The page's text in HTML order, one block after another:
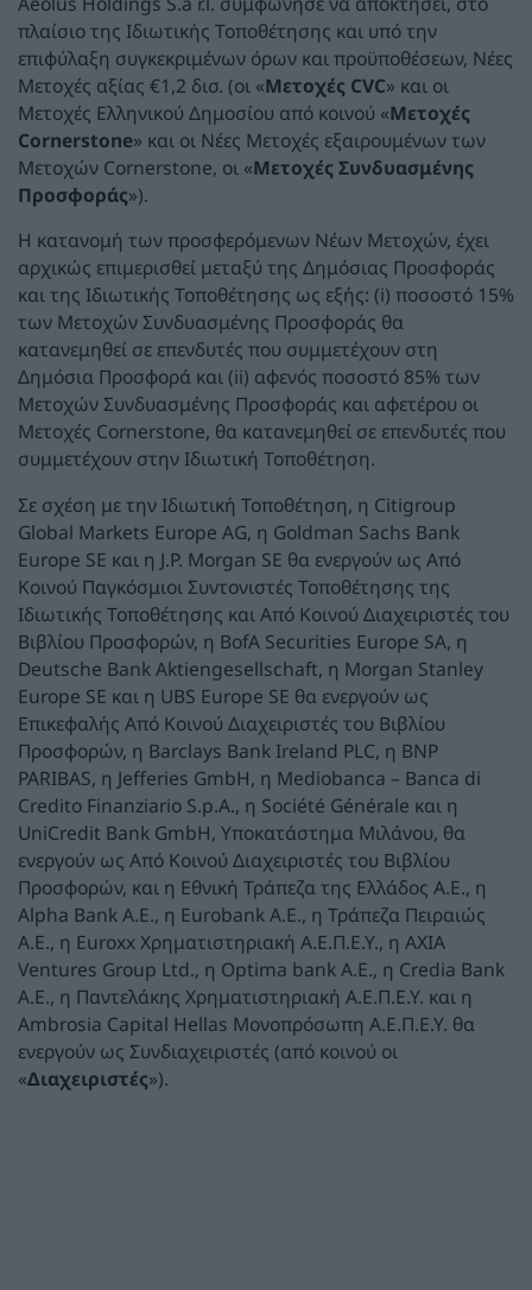
πλαίσιο της Ιδιωτικής Τοποθέτησης και υπό την
επιφύλαξη συγκεκριμένων όρων και προϋποθέσεων, Νέες
Μετοχές αξίας €1,2 δισ. (οι «Μετοχές CVC» και οι
Μετοχές Ελληνικού Δημοσίου από κοινού «Μετοχές
Cornerstone» και οι Νέες Μετοχές εξαιρουμένων των
Μετοχών Cornerstone, οι «Μετοχές Συνδυασμένης
Προσφοράς»).
Η κατανομή των προσφερόμενων Νέων Μετοχών, έχει
αρχικώς επιμερισθεί μεταξύ της Δημόσιας Προσφοράς
και της Ιδιωτικής Τοποθέτησης ως εξής: (i) ποσοστό 15%
των Μετοχών Συνδυασμένης Προσφοράς θα
κατανεμηθεί σε επενδυτές που συμμετέχουν στη
Δημόσια Προσφορά και (ii) αφενός ποσοστό 85% των
Μετοχών Συνδυασμένης Προσφοράς και αφετέρου οι
Μετοχές Cornerstone, θα κατανεμηθεί σε επενδυτές που
συμμετέχουν στην Ιδιωτική Τοποθέτηση.
Σε σχέση με την Ιδιωτική Τοποθέτηση, η Citigroup
Global Markets Europe AG, η Goldman Sachs Bank
Europe SE και η J.P. Morgan SE θα ενεργούν ως Από
Κοινού Παγκόσμιοι Συντονιστές Τοποθέτησης της
Ιδιωτικής Τοποθέτησης και Aπό Κοινού Διαχειριστές του
Βιβλίου Προσφορών, η BofA Securities Europe SA, η
Deutsche Bank Aktiengesellschaft, η Morgan Stanley
Europe SE και η UBS Europe SE θα ενεργούν ως
Επικεφαλής Aπό Κοινού Διαχειριστές του Βιβλίου
Προσφορών, η Barclays Bank Ireland PLC, η BNP
PARIBAS, η Jefferies GmbH, η Mediobanca – Banca di
Credito Finanziario S.p.A., η Société Générale και η
UniCredit Bank GmbH, Υποκατάστημα Μιλάνου, θα
ενεργούν ως Aπό Κοινού Διαχειριστές του Βιβλίου
Προσφορών, και η Εθνική Τράπεζα της Ελλάδος Α.Ε., η
Alpha Bank Α.Ε., η Eurobank Α.Ε., η Τράπεζα Πειραιώς
Α.Ε., η Euroxx Χρηματιστηριακή Α.Ε.Π.Ε.Υ., η AXIA
Ventures Group Ltd., η Optima bank Α.Ε., η Credia Bank
Α.Ε., η Παντελάκης Χρηματιστηριακή Α.Ε.Π.Ε.Υ. και η
Ambrosia Capital Hellas Μονοπρόσωπη Α.Ε.Π.Ε.Υ. θα
ενεργούν ως Συνδιαχειριστές (από κοινού οι
«Διαχειριστές»).